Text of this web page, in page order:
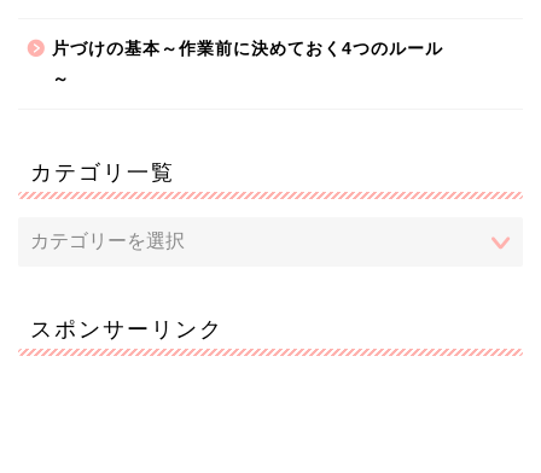
片づけの基本～作業前に決めておく4つのルール
～
カテゴリ一覧
スポンサーリンク